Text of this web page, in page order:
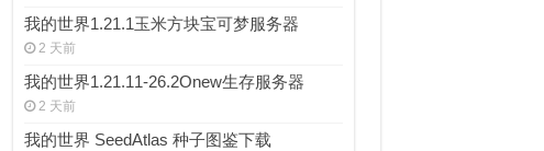
我的世界1.21.1玉米方块宝可梦服务器
2 天前
我的世界1.21.11-26.2Onew生存服务器
2 天前
我的世界 SeedAtlas 种子图鉴下载